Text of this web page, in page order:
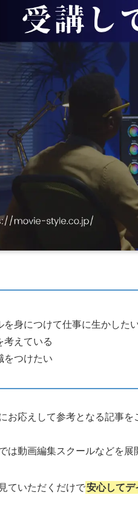
を身につけて仕事に生かした
考えている
をつけたい
お応えして参考となる記事を
は動画編集スクールなどを
ていただくだけで安心してデ